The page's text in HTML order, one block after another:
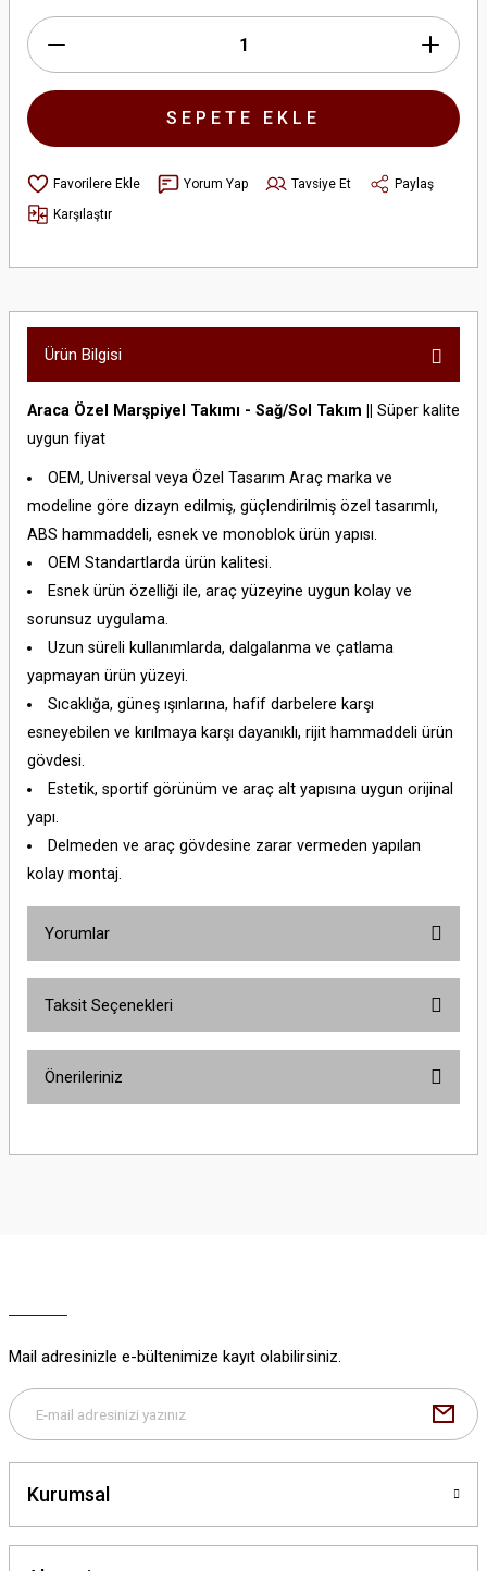
SEPETE EKLE
Yorum Yap Tavsiye Et
Paylaş
Karşılaştır
Ürün Bilgisi
Araca Özel Marşpiyel Takımı - Sağ/Sol Takım || Süper kalite
uygun fiyat
OEM, Universal veya Özel Tasarım Araç marka ve
modeline göre dizayn edilmiş, güçlendirilmiş özel tasarımlı,
ABS hammaddeli, esnek ve monoblok ürün yapısı.
OEM Standartlarda ürün kalitesi.
Esnek ürün özelliği ile, araç yüzeyine uygun kolay ve
sorunsuz uygulama.
Uzun süreli kullanımlarda, dalgalanma ve çatlama
yapmayan ürün yüzeyi.
Sıcaklığa, güneş ışınlarına, hafif darbelere karşı
esneyebilen ve kırılmaya karşı dayanıklı, rijit hammaddeli ürün
gövdesi.
Estetik, sportif görünüm ve araç alt yapısına uygun orijinal
yapı.
Delmeden ve araç gövdesine zarar vermeden yapılan
kolay montaj.
Yorumlar
Taksit Seçenekleri
Önerileriniz
yetersiz gördüğünüz noktaları öneri formunu kullanarak tarafımıza
Bu ürüne benzer farklı alternatifler olmalı.
Mail adresinizle e-bültenimize kayıt olabilirsiniz.
Kurumsal